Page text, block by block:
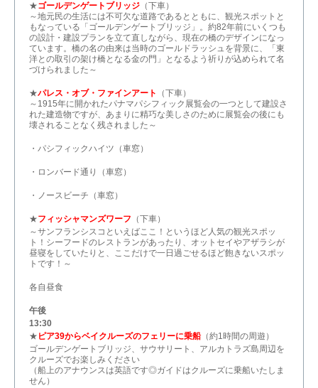
★ゴールデンゲートブリッジ （下車）
～地元民の生活には不可欠な道路であるとともに、観光スポットと
もなっている「ゴールデンゲートブリッジ」。約82年前にいくつも
の設計・建設プランを立て直しながら、現在の橋のデザインになっ
ています。橋の名の由来は当時のゴールドラッシュを背景に、「東
洋との取引の架け橋となる金の門」となるよう祈りが込められて名
づけられました～
★パレス・オブ・ファインアート
（下車）
～1915年に開かれたパナマパシフィック展覧会の一つとして建設さ
れた建造物ですが、あまりに精巧な美しさのために展覧会の後にも
壊されることなく残されました～
・パシフィックハイツ（車窓）
・ロンバード通り（車窓）
・ノースビーチ（車窓）
★フィッシャマンズワーフ （下車）
～サンフランシスコといえばここ！というほど人気の観光スポッ
ト！シーフードのレストランがあったり、オットセイやアザラシが
昼寝をしていたりと、ここだけで一日過ごせるほど飽きないスポッ
トです！～
各自昼食
午後
13:30
★ ピア39からベイクルーズのフェリーに乗船（約1時間の周遊）
ゴールデンゲートブリッジ、サウサリート、アルカトラズ島周辺を
クルーズでお楽しみください
（船上のアナウンスは英語です◎ガイドはクルーズに乗船いたしま
せん）